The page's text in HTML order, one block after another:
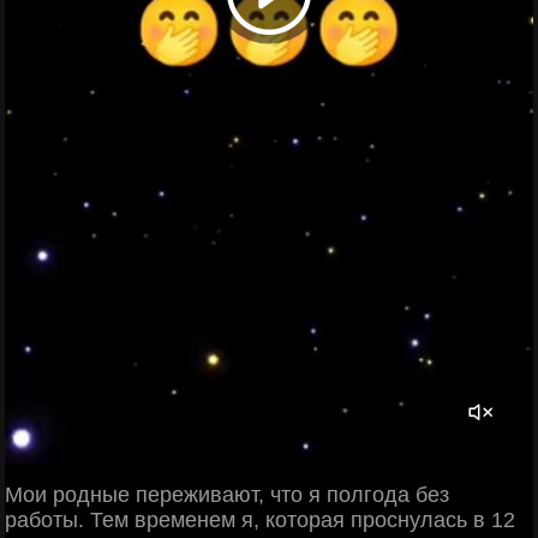
Мои родные переживают, что я полгода без
работы. Тем временем я, которая проснулась в 12